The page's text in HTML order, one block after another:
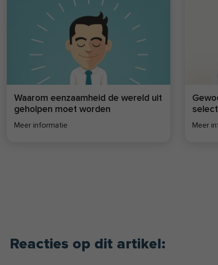
Waarom eenzaamheid de wereld uit
geholpen moet worden
Meer informatie Meer
Reacties op dit artikel: